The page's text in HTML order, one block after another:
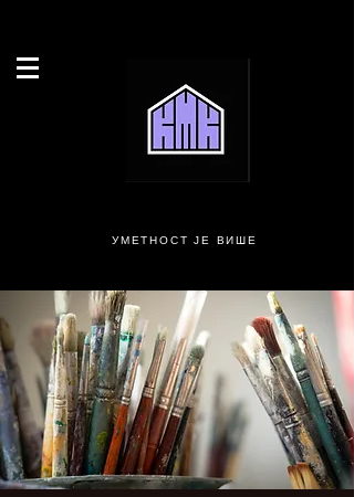
УМЕТНОСТ ЈЕ ВИШЕ